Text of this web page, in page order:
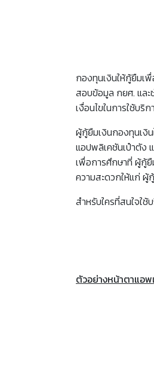
กองทุนเงินให้กู้ยืมเ
สอบข้อมูล กยศ. และ
เงื่อนไขในการใช้บ
ผู้กู้ยืมเงินกองทุนเงิ
แอปพลิเคชันเป๋าตัง
เพื่อการศึกษาที่ ผู้กู้ยื
ความสะดวกให้แก่ ผู้
สำหรับใครที่สนใจใ
ตัวอย่างหน้าตาแอพ